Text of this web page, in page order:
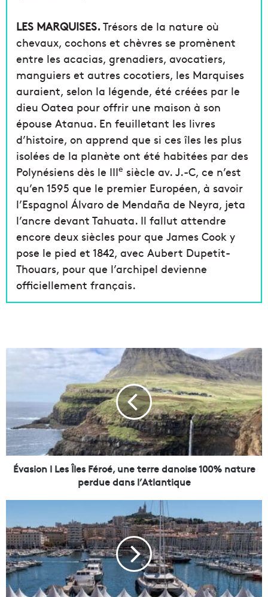
LES MARQUISES.Trésors de la nature où
chevaux, cochons et chèvres se promènent
entre les acacias, grenadiers, avocatiers,
manguiers et autres cocotiers, les Marquises
auraient, selon la légende, été créées par le
dieu Oatea pour offrir une maison à son
épouse Atanua. En feuilletant les livres
d’histoire, on apprend que si ces îles les plus
isolées de la planète ont été habitées par des
Polynésiens dès le IIIe siècle av. J.-C, ce n’est
qu’en 1595 que le premier Européen, à savoir
l’Espagnol Álvaro de Mendaña de Neyra, jeta
l’ancre devant Tahuata. Il fallut attendre
encore deux siècles pour que James Cook y
pose le pied et 1842, avec Aubert Dupetit-
Thouars, pour que l’archipel devienne
officiellement français.
i
n
L
s
F
é
r
o
é
Évasion l Les Îles Féroé, une terre danoise 100% nature
perdue dans l’Atlantique
f
e
s
t
i
v